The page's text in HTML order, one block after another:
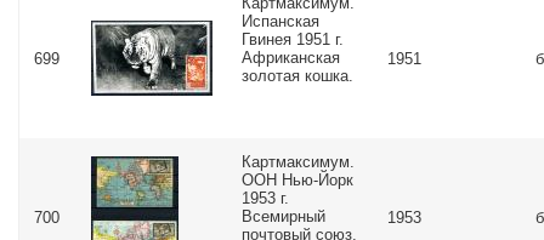
699
Испанская
Гвинея 1951 г.
Африканская
золотая кошка.
1951
700
Картмаксимум.
ООН Нью-Йорк
1953 г.
Всемирный
почтовый союз.
1953